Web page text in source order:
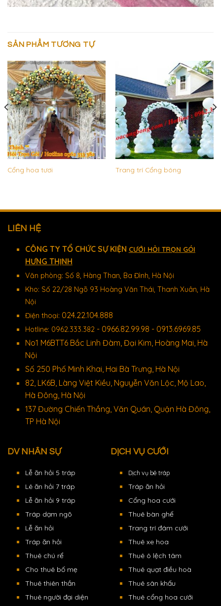
SẢN PHẨM TƯƠNG TỰ
Cổng hoa tươi Trang trí Cổng bóng
LIÊN HỆ
CÔNG TY TỔ CHỨC SỰ KIỆN CƯỚI HỎI TRỌN GÓI
HƯNG THỊNH
Văn phòng: Số 8, Hàng Than, Ba Đình, Hà Nội
Kho: Số 22/28 Ngõ 93 Hoàng Văn Thái, Thanh Xuân, Hà
Nội
Điện thoại: 024.22.104.888
Hotline: 0962.333.382 - 0966.82.99.98 - 0913.6969.85
No1 M6BTT6 Bắc Linh Đàm, Đại Kim, Hoàng Mai, Hà
Nội
Số 250 Phố Minh Khai, Hai Bà Trưng, Hà Nội
82, LK6B, Làng Việt Kiều, Nguyễn Văn Lộc, Mộ Lao,
Hà Đông, Hà Nội
137 Đường Chiến Thắng, Văn Quán, Quận Hà Đông,
TP Hà Nội
DV NHÂN SỰ
Lễ ăn hỏi 5 tráp
Lê ăn hỏi 7 tráp
Lễ ăn hỏi 9 tráp
Tráp dạm ngõ
Lễ ăn hỏi
Tráp ăn hỏi
Thuê chú rể
Cho thuê bố mẹ
Thuê thiên thần
Thuê người đại diện
DỊCH VỤ CƯỚI
Dịch vụ bê tráp
Tráp ăn hỏi
Cổng hoa cưới
Thuê bàn ghế
Trang trí đám cưới
Thuê xe hoa
Thuê ô lệch tâm
Thuê quạt điều hoà
Thuê sân khấu
Thuê cổng hoa cưới